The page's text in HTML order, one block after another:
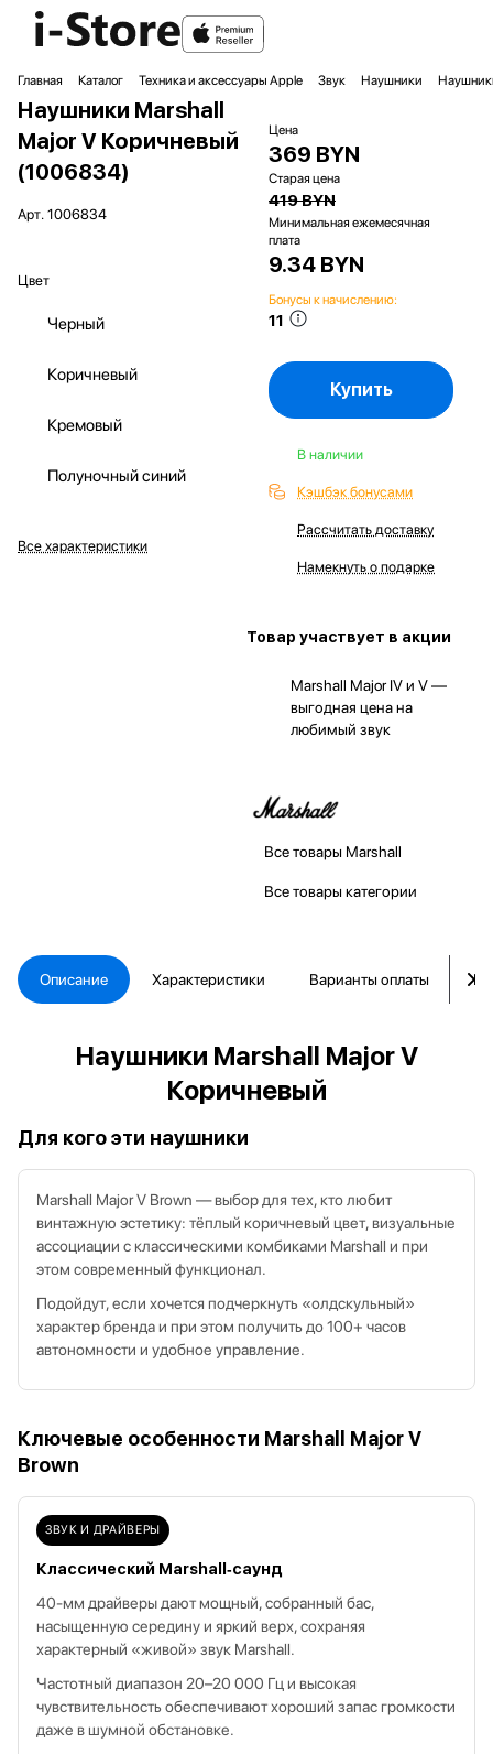
Главная Каталог Техника и аксессуары Apple Звук Наушники
Наушники Marshall
Major V Коричневый
(1006834)
Арт. 1006834
Цвет
Черный
Коричневый
Кремовый
Полуночный синий
Все характеристики
Цена
369 BYN
Старая цена
419 BYN
Минимальная ежемесячная
плата
9.34 BYN
Бонусы к начислению:
11
Купить
В наличии
Кэшбэк бонусами
Рассчитать доставку
Намекнуть о подарке
Товар участвует в акции
Marshall Major IV и V —
выгодная цена на
любимый звук
Все товары Marshall
Все товары категории
Описание Характеристики Варианты оплаты
Наушники Marshall Major V
Коричневый
Для кого эти наушники
Marshall Major V Brown — выбор для тех, кто любит
винтажную эстетику: тёплый коричневый цвет, визуальные
ассоциации с классическими комбиками Marshall и при
этом современный функционал.
Подойдут, если хочется подчеркнуть «олдскульный»
характер бренда и при этом получить до 100+ часов
автономности и удобное управление.
Ключевые особенности Marshall Major V
Brown
ЗВУК И ДРАЙВЕРЫ
Классический Marshall‑саунд
40‑мм драйверы дают мощный, собранный бас,
насыщенную середину и яркий верх, сохраняя
характерный «живой» звук Marshall.
Частотный диапазон 20–20 000 Гц и высокая
чувствительность обеспечивают хороший запас громкости
даже в шумной обстановке.